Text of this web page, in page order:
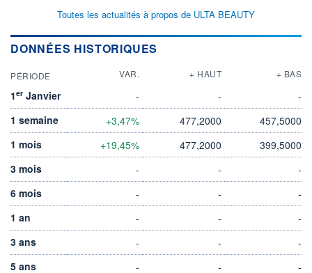
Toutes les actualités à propos de ULTA BEAUTY
DONNÉES HISTORIQUES
PÉRIODE VAR. + HAUT + BAS
1er Janvier - -
-
1 semaine
+3,47% 477,2000
457,5000
1 mois
+19,45% 477,2000
399,5000
3 mois
- -
-
6 mois
- -
-
1 an
- -
-
3 ans
- -
-
5 ans
- -
-